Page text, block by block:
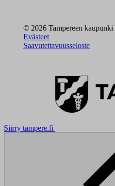
© 2026 Tampereen kaupunki
Evästeet
Saavutettavuusseloste
Siirry tampere.fi